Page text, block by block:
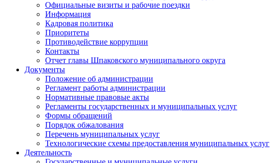
Официальные визиты и рабочие поездки
Информация
Кадровая политика
Приоритеты
Противодействие коррупции
Контакты
Отчет главы Шпаковского муниципального округа
Документы
Положение об администрации
Регламент работы администрации
Нормативные правовые акты
Регламенты государственных и муниципальных услуг
Формы обращений
Порядок обжалования
Перечень муниципальных услуг
Технологические схемы предоставления муниципальных услуг
Деятельность